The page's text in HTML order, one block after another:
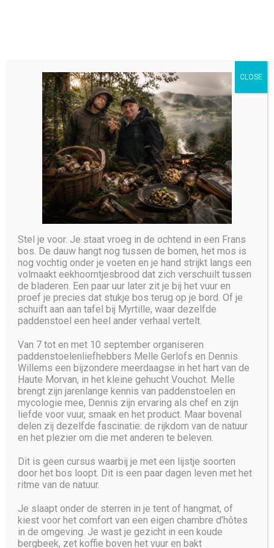
Ticket Details
HOME TICKET DETAILS
No order ID was specified.
Dutch
Stel je voor. Je staat vroeg in de ochtend in een Frans
bos. De dauw hangt nog tussen de bomen, het mos is
nog vochtig onder je voeten en je hand strijkt langs een
volmaakt eekhoorntjesbrood dat zich verschuilt tussen
de bladeren. Een paar uur later zit je bij het vuur en
proef je precies dat stukje bos terug op je bord. Of je
schuift aan aan tafel bij Myrtille, waar dezelfde
paddenstoel een heel ander verhaal vertelt.
Van 7 tot en met 10 september organiseren
paddenstoelenliefhebbers Melle Gerlofs en Dennis
Willems een bijzondere meerdaagse in het hart van de
Haute Morvan, in het kleine gehucht Vouchot. Melle
brengt zijn jarenlange kennis van paddenstoelen en
mycologie mee, Dennis zijn ervaring als chef en zijn
liefde voor vuur, smaak en het product. Maar bovenal
delen zij dezelfde fascinatie: de rijkdom van de natuur
en het plezier om die met anderen te beleven.
Dit is geen cursus waarbij je met een lijstje soorten
door het bos loopt. Dit is een paar dagen leven met het
ritme van de natuur.
Je slaapt onder de sterren in je tent of hangmat, of
kiest voor het comfort van een eigen chambre d’hôtes
in de omgeving. Je wast je gezicht in een koude
bergbeek, zet koffie boven het vuur en bakt
CLOSE